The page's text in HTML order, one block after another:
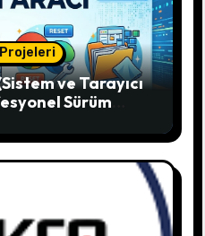
Projeleri
ve Tarayıcı
Sürüm